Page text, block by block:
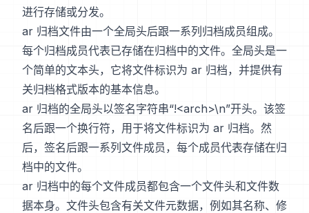
进行存储或分发。
ar 归档文件由一个全局头后跟一系列归档成员组成。
每个归档成员代表已存储在归档中的文件。全局头是一
个简单的文本头，它将文件标识为 ar 归档，并提供有
关归档格式版本的基本信息。
ar 归档的全局头以签名字符串“!<arch>\n”开头。该签
名后跟一个换行符，用于将文件标识为 ar 归档。然
后，签名后跟一系列文件成员，每个成员代表存储在归
档中的文件。
ar 归档中的每个文件成员都包含一个文件头和文件数
据本身。文件头包含有关文件元数据，例如其名称、修